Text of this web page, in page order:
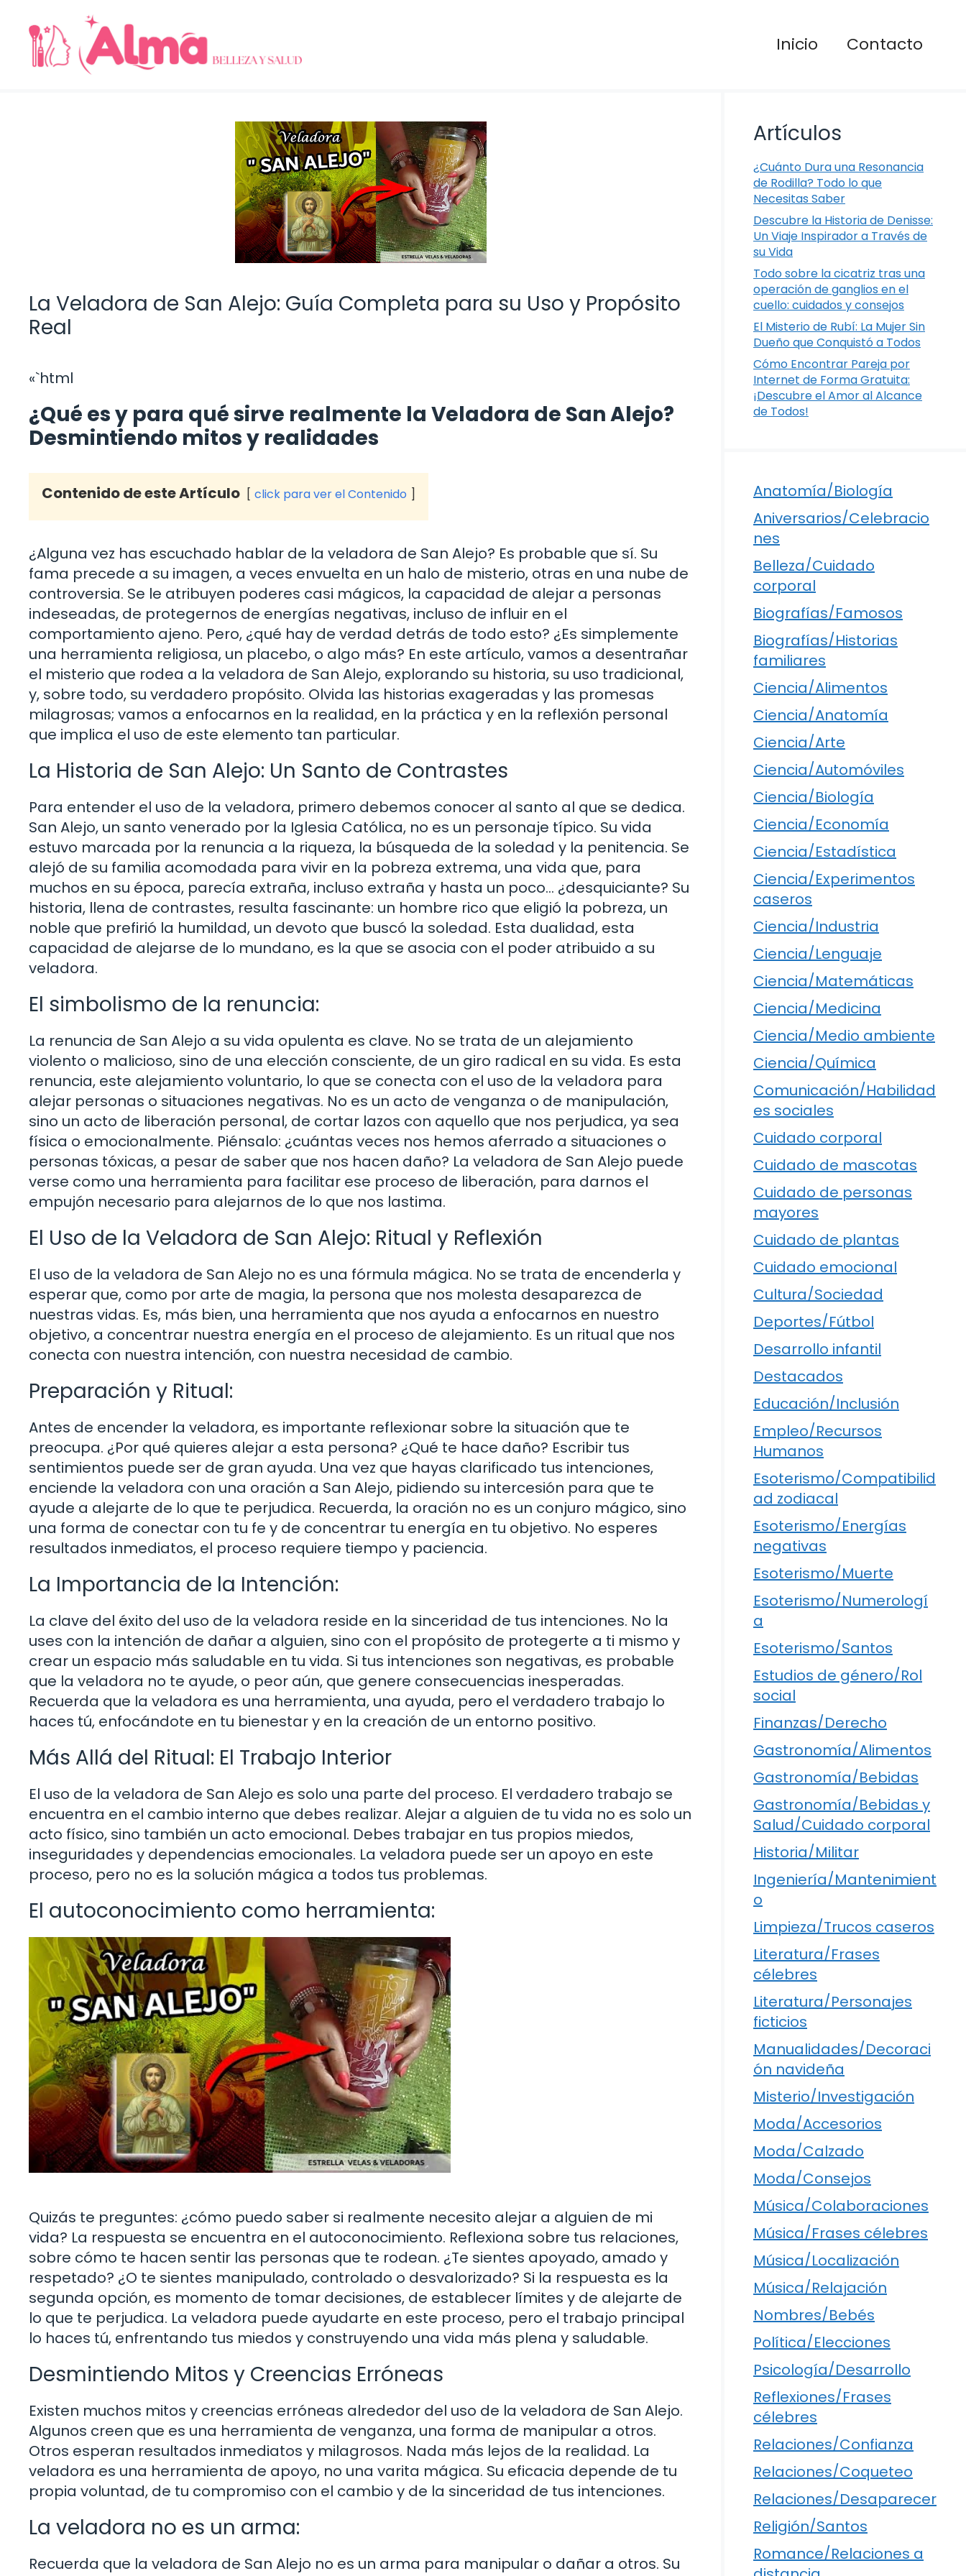
contenido
Inicio Contacto
La Veladora de San Alejo: Guía Completa para su Uso y Propósito
Real
«`html
¿Qué es y para qué sirve realmente la Veladora de San Alejo?
Desmintiendo mitos y realidades
Contenido de este Artículo click para ver el Contenido
¿Alguna vez has escuchado hablar de la veladora de San Alejo? Es probable que sí. Su
fama precede a su imagen, a veces envuelta en un halo de misterio, otras en una nube de
controversia. Se le atribuyen poderes casi mágicos, la capacidad de alejar a personas
indeseadas, de protegernos de energías negativas, incluso de influir en el
comportamiento ajeno. Pero, ¿qué hay de verdad detrás de todo esto? ¿Es simplemente
una herramienta religiosa, un placebo, o algo más? En este artículo, vamos a desentrañar
el misterio que rodea a la veladora de San Alejo, explorando su historia, su uso tradicional,
y, sobre todo, su verdadero propósito. Olvida las historias exageradas y las promesas
milagrosas; vamos a enfocarnos en la realidad, en la práctica y en la reflexión personal
que implica el uso de este elemento tan particular.
La Historia de San Alejo: Un Santo de Contrastes
Para entender el uso de la veladora, primero debemos conocer al santo al que se dedica.
San Alejo, un santo venerado por la Iglesia Católica, no es un personaje típico. Su vida
estuvo marcada por la renuncia a la riqueza, la búsqueda de la soledad y la penitencia. Se
alejó de su familia acomodada para vivir en la pobreza extrema, una vida que, para
muchos en su época, parecía extraña, incluso extraña y hasta un poco… ¿desquiciante? Su
historia, llena de contrastes, resulta fascinante: un hombre rico que eligió la pobreza, un
noble que prefirió la humildad, un devoto que buscó la soledad. Esta dualidad, esta
capacidad de alejarse de lo mundano, es la que se asocia con el poder atribuido a su
veladora.
El simbolismo de la renuncia:
La renuncia de San Alejo a su vida opulenta es clave. No se trata de un alejamiento
violento o malicioso, sino de una elección consciente, de un giro radical en su vida. Es esta
renuncia, este alejamiento voluntario, lo que se conecta con el uso de la veladora para
alejar personas o situaciones negativas. No es un acto de venganza o de manipulación,
sino un acto de liberación personal, de cortar lazos con aquello que nos perjudica, ya sea
física o emocionalmente. Piénsalo: ¿cuántas veces nos hemos aferrado a situaciones o
personas tóxicas, a pesar de saber que nos hacen daño? La veladora de San Alejo puede
verse como una herramienta para facilitar ese proceso de liberación, para darnos el
empujón necesario para alejarnos de lo que nos lastima.
El Uso de la Veladora de San Alejo: Ritual y Reflexión
El uso de la veladora de San Alejo no es una fórmula mágica. No se trata de encenderla y
esperar que, como por arte de magia, la persona que nos molesta desaparezca de
nuestras vidas. Es, más bien, una herramienta que nos ayuda a enfocarnos en nuestro
objetivo, a concentrar nuestra energía en el proceso de alejamiento. Es un ritual que nos
conecta con nuestra intención, con nuestra necesidad de cambio.
Preparación y Ritual:
Antes de encender la veladora, es importante reflexionar sobre la situación que te
preocupa. ¿Por qué quieres alejar a esta persona? ¿Qué te hace daño? Escribir tus
sentimientos puede ser de gran ayuda. Una vez que hayas clarificado tus intenciones,
enciende la veladora con una oración a San Alejo, pidiendo su intercesión para que te
ayude a alejarte de lo que te perjudica. Recuerda, la oración no es un conjuro mágico, sino
una forma de conectar con tu fe y de concentrar tu energía en tu objetivo. No esperes
resultados inmediatos, el proceso requiere tiempo y paciencia.
La Importancia de la Intención:
La clave del éxito del uso de la veladora reside en la sinceridad de tus intenciones. No la
uses con la intención de dañar a alguien, sino con el propósito de protegerte a ti mismo y
crear un espacio más saludable en tu vida. Si tus intenciones son negativas, es probable
que la veladora no te ayude, o peor aún, que genere consecuencias inesperadas.
Recuerda que la veladora es una herramienta, una ayuda, pero el verdadero trabajo lo
haces tú, enfocándote en tu bienestar y en la creación de un entorno positivo.
Más Allá del Ritual: El Trabajo Interior
El uso de la veladora de San Alejo es solo una parte del proceso. El verdadero trabajo se
encuentra en el cambio interno que debes realizar. Alejar a alguien de tu vida no es solo un
acto físico, sino también un acto emocional. Debes trabajar en tus propios miedos,
inseguridades y dependencias emocionales. La veladora puede ser un apoyo en este
proceso, pero no es la solución mágica a todos tus problemas.
El autoconocimiento como herramienta:
Quizás te preguntes: ¿cómo puedo saber si realmente necesito alejar a alguien de mi
vida? La respuesta se encuentra en el autoconocimiento. Reflexiona sobre tus relaciones,
sobre cómo te hacen sentir las personas que te rodean. ¿Te sientes apoyado, amado y
respetado? ¿O te sientes manipulado, controlado o desvalorizado? Si la respuesta es la
segunda opción, es momento de tomar decisiones, de establecer límites y de alejarte de
lo que te perjudica. La veladora puede ayudarte en este proceso, pero el trabajo principal
lo haces tú, enfrentando tus miedos y construyendo una vida más plena y saludable.
Desmintiendo Mitos y Creencias Erróneas
Existen muchos mitos y creencias erróneas alrededor del uso de la veladora de San Alejo.
Algunos creen que es una herramienta de venganza, una forma de manipular a otros.
Otros esperan resultados inmediatos y milagrosos. Nada más lejos de la realidad. La
veladora es una herramienta de apoyo, no una varita mágica. Su eficacia depende de tu
propia voluntad, de tu compromiso con el cambio y de la sinceridad de tus intenciones.
La veladora no es un arma:
Recuerda que la veladora de San Alejo no es un arma para manipular o dañar a otros. Su
Artículos
¿Cuánto Dura una Resonancia
de Rodilla? Todo lo que
Necesitas Saber
Descubre la Historia de Denisse:
Un Viaje Inspirador a Través de
su Vida
Todo sobre la cicatriz tras una
operación de ganglios en el
cuello: cuidados y consejos
El Misterio de Rubí: La Mujer Sin
Dueño que Conquistó a Todos
Cómo Encontrar Pareja por
Internet de Forma Gratuita:
¡Descubre el Amor al Alcance
de Todos!
Anatomía/Biología
Aniversarios/Celebracio
nes
Belleza/Cuidado
corporal
Biografías/Famosos
Biografías/Historias
familiares
Ciencia/Alimentos
Ciencia/Anatomía
Ciencia/Arte
Ciencia/Automóviles
Ciencia/Biología
Ciencia/Economía
Ciencia/Estadística
Ciencia/Experimentos
caseros
Ciencia/Industria
Ciencia/Lenguaje
Ciencia/Matemáticas
Ciencia/Medicina
Ciencia/Medio ambiente
Ciencia/Química
Comunicación/Habilidad
es sociales
Cuidado corporal
Cuidado de mascotas
Cuidado de personas
mayores
Cuidado de plantas
Cuidado emocional
Cultura/Sociedad
Deportes/Fútbol
Desarrollo infantil
Destacados
Educación/Inclusión
Empleo/Recursos
Humanos
Esoterismo/Compatibilid
ad zodiacal
Esoterismo/Energías
negativas
Esoterismo/Muerte
Esoterismo/Numerologí
a
Esoterismo/Santos
Estudios de género/Rol
social
Finanzas/Derecho
Gastronomía/Alimentos
Gastronomía/Bebidas
Gastronomía/Bebidas y
Salud/Cuidado corporal
Historia/Militar
Ingeniería/Mantenimient
o
Limpieza/Trucos caseros
Literatura/Frases
célebres
Literatura/Personajes
ficticios
Manualidades/Decoraci
ón navideña
Misterio/Investigación
Moda/Accesorios
Moda/Calzado
Moda/Consejos
Música/Colaboraciones
Música/Frases célebres
Música/Localización
Música/Relajación
Nombres/Bebés
Política/Elecciones
Psicología/Desarrollo
Reflexiones/Frases
célebres
Relaciones/Confianza
Relaciones/Coqueteo
Relaciones/Desaparecer
Religión/Santos
Romance/Relaciones a